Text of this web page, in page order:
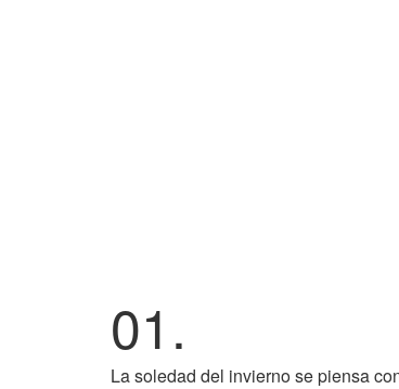
01.
La soledad del invierno se piensa